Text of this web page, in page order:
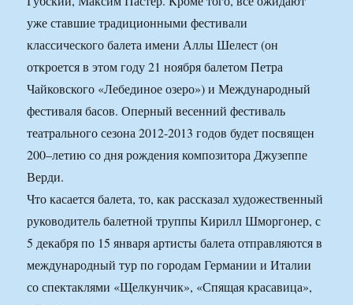
уже ставшие традиционными фестивали
классического балета имени Аллы Шелест (он
откроется в этом году 21 ноября балетом Петра
Чайковского «Лебединое озеро») и Международный
фестиваля басов. Оперный весенний фестиваль
театрального сезона 2012-2013 годов будет посвящен
200–летию со дня рождения композитора Джузеппе
Верди.
Что касается балета, то, как рассказал художественный
руководитель балетной труппы Кирилл Шморгонер, с
5 декабря по 15 января артисты балета отправляются в
международный тур по городам Германии и Италии
со спектаклями «Щелкунчик», «Спящая красавица»,